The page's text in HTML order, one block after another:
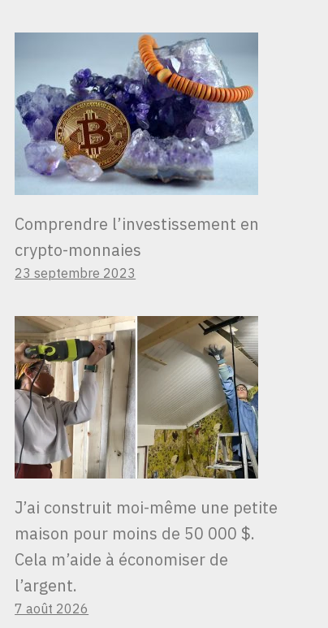
Comprendre l’investissement en
crypto-monnaies
23 septembre 2023
J’ai construit moi-même une petite
maison pour moins de 50 000 $.
Cela m’aide à économiser de
l’argent.
7 août 2026